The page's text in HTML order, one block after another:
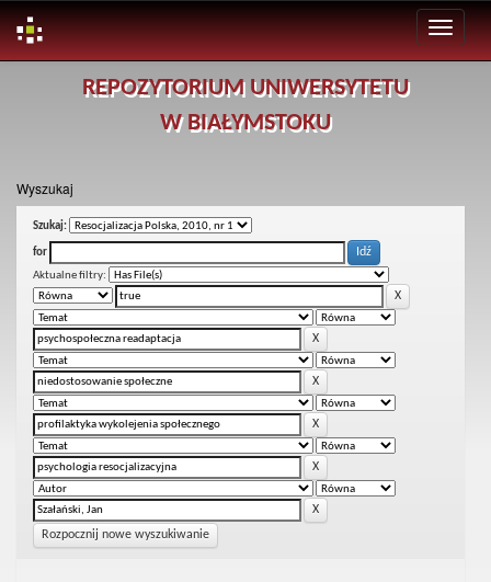
REPOZYTORIUM UNIWERSYTETU
W BIAŁYMSTOKU
Wyszukaj
Szukaj:
for
Aktualne filtry:
Rozpocznij nowe wyszukiwanie